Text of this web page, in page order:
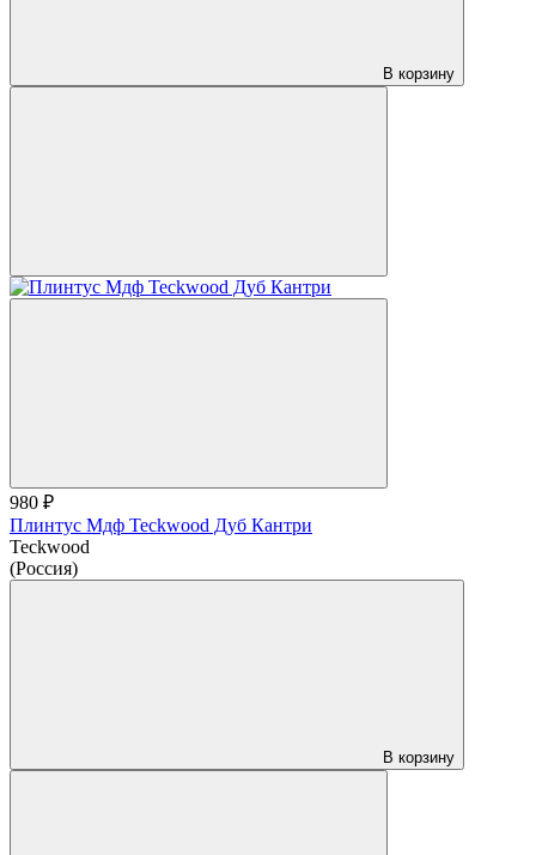
В корзину
980 ₽
Плинтус Мдф Teckwood Дуб Кантри
Teckwood
(Россия)
В корзину